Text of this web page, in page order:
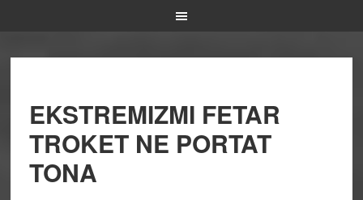
EKSTREMIZMI FETAR
TROKET NE PORTAT
TONA